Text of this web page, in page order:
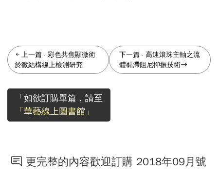
上一篇 - 彩色共焦顯微術
於微結構線上檢測研究
下一篇 - 高速滾珠主軸之流
體黏滯阻尼抑振技術
「如欲訂購單篇，請至
「華藝線上圖書館」
更完整的內容歡迎訂購 2018年09月號